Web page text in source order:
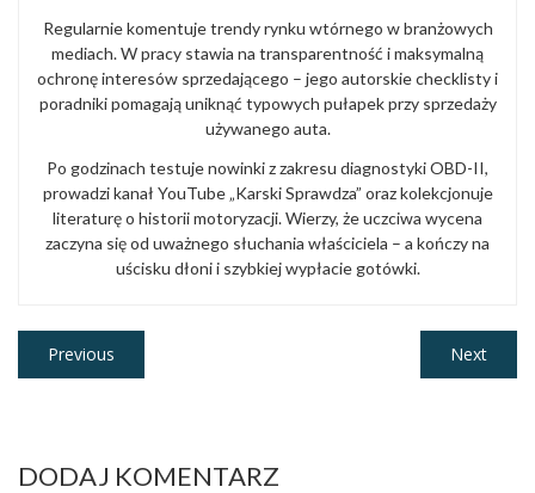
Regularnie komentuje trendy rynku wtórnego w branżowych
mediach. W pracy stawia na transparentność i maksymalną
ochronę interesów sprzedającego – jego autorskie checklisty i
poradniki pomagają uniknąć typowych pułapek przy sprzedaży
używanego auta.
Po godzinach testuje nowinki z zakresu diagnostyki OBD-II,
prowadzi kanał YouTube „Karski Sprawdza” oraz kolekcjonuje
literaturę o historii motoryzacji. Wierzy, że uczciwa wycena
zaczyna się od uważnego słuchania właściciela – a kończy na
uścisku dłoni i szybkiej wypłacie gotówki.
Nawigacja
wpisu
Previous
post:
NextNext
post:
DODAJ KOMENTARZ